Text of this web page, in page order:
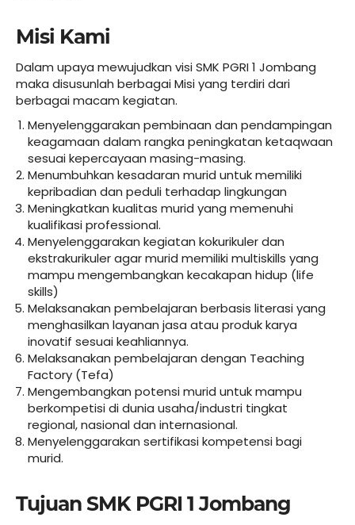
Misi Kami
Dalam upaya mewujudkan visi SMK PGRI 1 Jombang
maka disusunlah berbagai Misi yang terdiri dari
berbagai macam kegiatan.
Menyelenggarakan pembinaan dan pendampingan
keagamaan dalam rangka peningkatan ketaqwaan
sesuai kepercayaan masing-masing.
Menumbuhkan kesadaran murid untuk memiliki
kepribadian dan peduli terhadap lingkungan
Meningkatkan kualitas murid yang memenuhi
kualifikasi professional.
Menyelenggarakan kegiatan kokurikuler dan
ekstrakurikuler agar murid memiliki multiskills yang
mampu mengembangkan kecakapan hidup (life
skills)
Melaksanakan pembelajaran berbasis literasi yang
menghasilkan layanan jasa atau produk karya
inovatif sesuai keahliannya.
Melaksanakan pembelajaran dengan Teaching
Factory (Tefa)
Mengembangkan potensi murid untuk mampu
berkompetisi di dunia usaha/industri tingkat
regional, nasional dan internasional.
Menyelenggarakan sertifikasi kompetensi bagi
murid.
Tujuan SMK PGRI 1 Jombang